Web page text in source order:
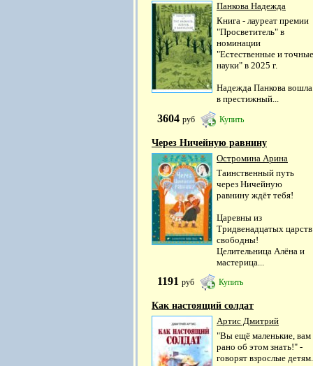
Панкова Надежда
Книга - лауреат премии
"Просветитель" в
номинации
"Естественные и точные
науки" в 2025 г.
Надежда Панкова вошла
в престижный...
3604 руб Купить
Через Ничейную равнину
Остромина Арина
Таинственный путь
через Ничейную
равнину ждёт тебя!
Царевны из
Тридвенадцатых царств
свободны!
Целительница Алёна и
мастерица...
1191 руб Купить
Как настоящий солдат
Артис Дмитрий
"Вы ещё маленькие, вам
рано об этом знать!" -
говорят взрослые детям.